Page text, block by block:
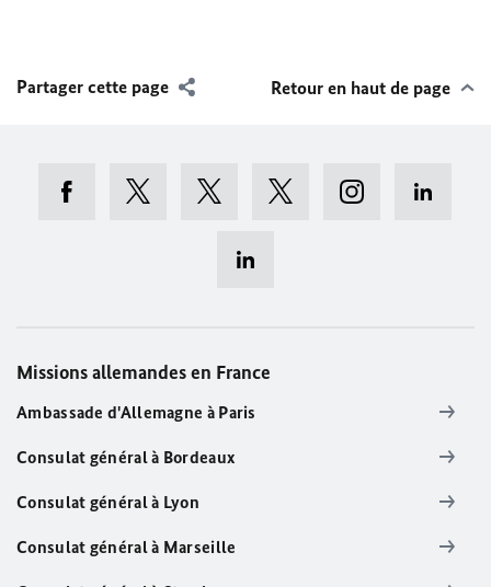
Partager cette page Retour en haut de page
Missions allemandes en France
Ambassade d'Allemagne à Paris
Consulat général à Bordeaux
Consulat général à Lyon
Consulat général à Marseille